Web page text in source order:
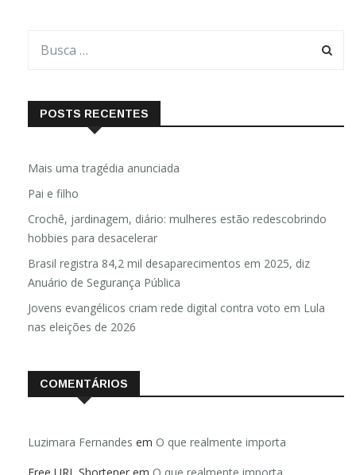
POSTS RECENTES
Mais uma tragédia anunciada
Pai e filho
Crochê, jardinagem, diário: mulheres estão redescobrindo
hobbies para desacelerar
Brasil registra 84,2 mil desaparecimentos em 2025, diz
Anuário de Segurança Pública
Jovens evangélicos criam rede digital contra voto em Lula
nas eleições de 2026
COMENTÁRIOS
Luzimara Fernandes em O que realmente importa